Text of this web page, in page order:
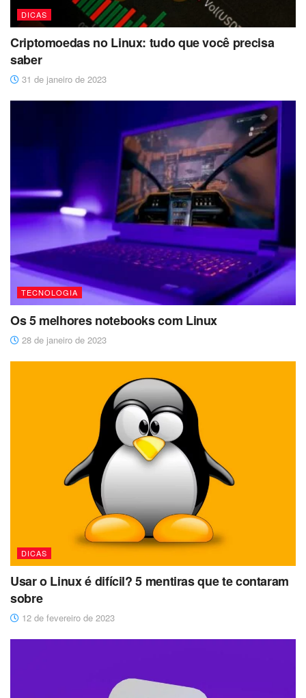
DICAS
Criptomoedas no Linux: tudo que você precisa
saber
31 de janeiro de 2023
TECNOLOGIA
Os 5 melhores notebooks com Linux
28 de janeiro de 2023
DICAS
Usar o Linux é difícil? 5 mentiras que te contaram
sobre
12 de fevereiro de 2023